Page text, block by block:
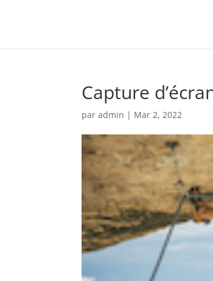
Capture
paradmin | Mar 2, 2022